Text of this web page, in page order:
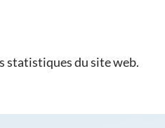
statistiques du site web.